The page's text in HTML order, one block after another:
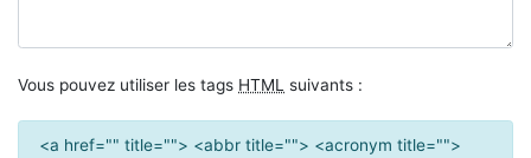
Vous pouvez utiliser les tags HTML suivants :
<a href="" title=""> <abbr title=""> <acronym title="">